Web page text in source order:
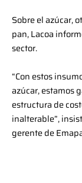
Sobre el azúcar,
pan, Lacoa
sector.
“Con estos
azúcar, estamos
estructura de
inalterable”,
gerente de